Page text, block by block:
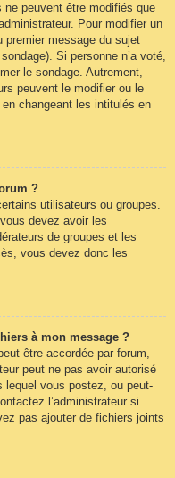
peuvent être modifiés que
Pour modifier un
premier message du sujet
Si personne n’a voté,
le sondage. Autrement,
peuvent le modifier ou le
changeant les intitulés en
?
utilisateurs ou groupes.
devez avoir les
de groupes et les
vous devez donc les
à mon message ?
être accordée par forum,
peut ne pas avoir autorisé
lequel vous postez, ou peut-
l’administrateur si
pas ajouter de fichiers joints